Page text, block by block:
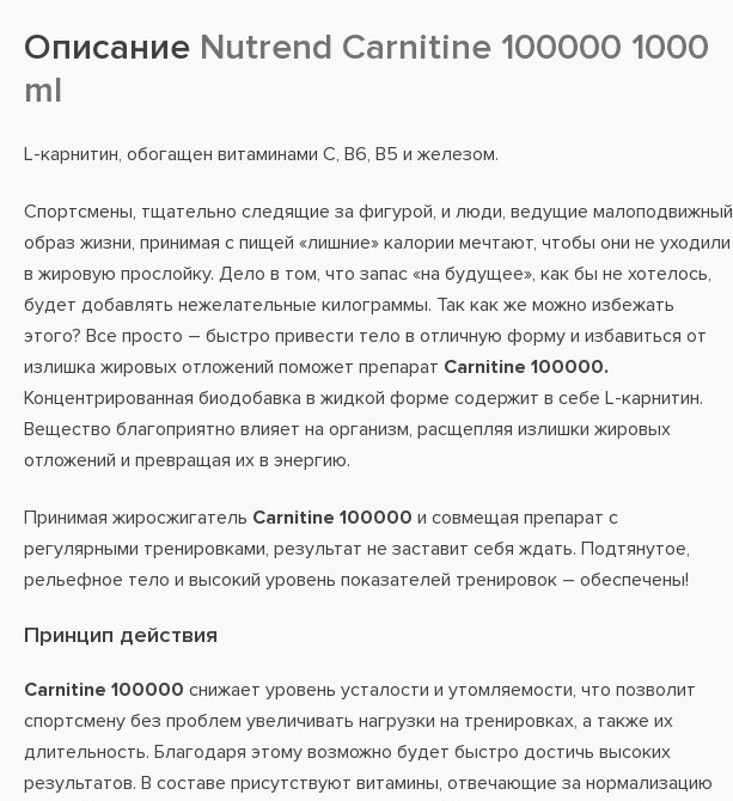
Описание Nutrend Carnitine 100000 1000
ml
L-карнитин, обогащен витаминами С, В6, В5 и железом.
Спортсмены, тщательно следящие за фигурой, и люди, ведущие малоподвижный
образ жизни, принимая с пищей «лишние» калории мечтают, чтобы они не уходили
в жировую прослойку. Дело в том, что запас «на будущее», как бы не хотелось,
будет добавлять нежелательные килограммы. Так как же можно избежать
этого? Все просто – быстро привести тело в отличную форму и избавиться от
излишка жировых отложений поможет препарат Carnitine 100000.
Концентрированная биодобавка в жидкой форме содержит в себе L-карнитин.
Вещество благоприятно влияет на организм, расщепляя излишки жировых
отложений и превращая их в энергию.
Принимая жиросжигатель Carnitine 100000 и совмещая препарат с
регулярными тренировками, результат не заставит себя ждать. Подтянутое,
рельефное тело и высокий уровень показателей тренировок – обеспечены!
Принцип действия
Carnitine 100000 снижает уровень усталости и утомляемости, что позволит
спортсмену без проблем увеличивать нагрузки на тренировках, а также их
длительность. Благодаря этому возможно будет быстро достичь высоких
результатов. В составе присутствуют витамины, отвечающие за нормализацию